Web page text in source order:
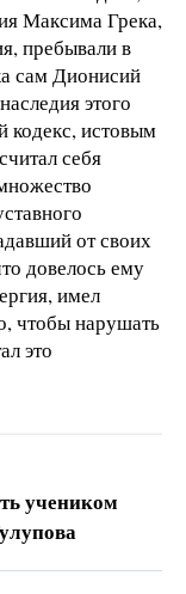
Максима Грека,
пребывали в
сам Дионисий
этого
кодекс, истовым
себя
от своих
довелось ему
имел
чтобы нарушать
это
учеником